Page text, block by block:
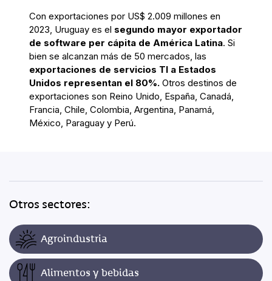
Con exportaciones por US$ 2.009 millones en
2023, Uruguay es el segundo mayor exportador
de software per cápita de América Latina. Si
bien se alcanzan más de 50 mercados, las
exportaciones de servicios TI a Estados
Unidos representan el 80%. Otros destinos de
exportaciones son Reino Unido, España, Canadá,
Francia, Chile, Colombia, Argentina, Panamá,
México, Paraguay y Perú.
Otros sectores:
Agroindustria
Alimentos y bebidas